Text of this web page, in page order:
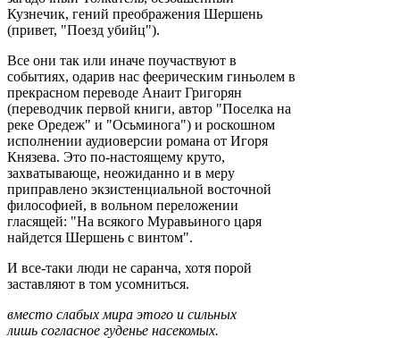
Кузнечик, гений преображения Шершень
(привет, "Поезд убийц").
Все они так или иначе поучаствуют в
событиях, одарив нас феерическим гиньолем в
прекрасном переводе Анаит Григорян
(переводчик первой книги, автор "Поселка на
реке Оредеж" и "Осьминога") и роскошном
исполнении аудиоверсии романа от Игоря
Князева. Это по-настоящему круто,
захватывающе, неожиданно и в меру
приправлено экзистенциальной восточной
философией, в вольном переложении
гласящей: "На всякого Муравьиного царя
найдется Шершень с винтом".
И все-таки люди не саранча, хотя порой
заставляют в том усомниться.
вместо слабых мира этого и сильных
лишь согласное гуденье насекомых.